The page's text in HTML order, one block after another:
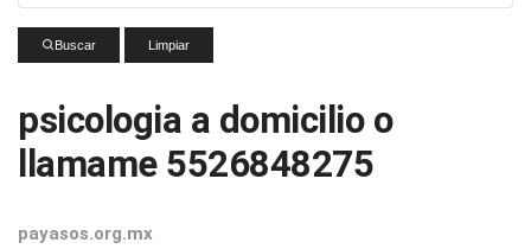
Buscar Limpiar
psicologia a domicilio o
llamame 5526848275
payasos.org.mx